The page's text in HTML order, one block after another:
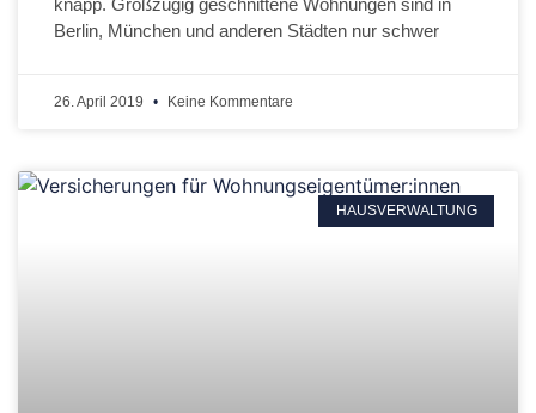
knapp. Großzügig geschnittene Wohnungen sind in
Berlin, München und anderen Städten nur schwer
26. April 2019 Keine Kommentare
HAUSVERWALTUNG